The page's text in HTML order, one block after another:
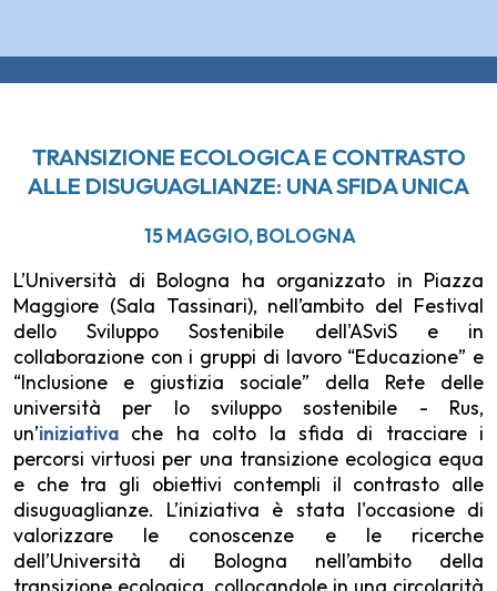
TRANSIZIONE ECOLOGICA E CONTRASTO
ALLE DISUGUAGLIANZE: UNA SFIDA UNICA
15 MAGGIO, BOLOGNA
L’Università di Bologna ha organizzato in Piazza
Maggiore (Sala Tassinari), nell’ambito del Festival
dello Sviluppo Sostenibile dell'ASviS e in
collaborazione con i gruppi di lavoro “Educazione” e
“Inclusione e giustizia sociale” della Rete delle
università per lo sviluppo sostenibile - Rus,
un’iniziativa che ha colto la sfida di tracciare i
percorsi virtuosi per una transizione ecologica equa
e che tra gli obiettivi contempli il contrasto alle
disuguaglianze. L’iniziativa è stata l'occasione di
valorizzare le conoscenze e le ricerche
dell’Università di Bologna nell’ambito della